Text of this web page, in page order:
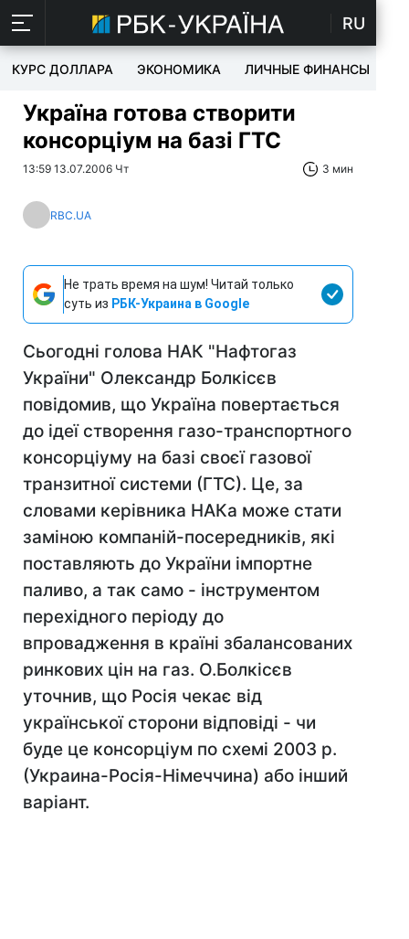
RU
КУРС ДОЛЛАРА ЭКОНОМИКА ЛИЧНЫЕ ФИНАНСЫ
Україна готова створити
консорціум на базі ГТС
13:59 13.07.2006 Чт 3 мин
RBC.UA
Не трать время на шум! Читай только
суть из РБК-Украина в Google
Сьогодні голова НАК "Нафтогаз
України" Олександр Болкісєв
повідомив, що Україна повертається
до ідеї створення газо-транспортного
консорціуму на базі своєї газової
транзитної системи (ГТС). Це, за
словами керівника НАКа може стати
заміною компаній-посередників, які
поставляють до України імпортне
паливо, а так само - інструментом
перехідного періоду до
впровадження в країні збалансованих
ринкових цін на газ. О.Болкісєв
уточнив, що Росія чекає від
української сторони відповіді - чи
буде це консорціум по схемі 2003 р.
(Украина-Росія-Німеччина) або інший
варіант.